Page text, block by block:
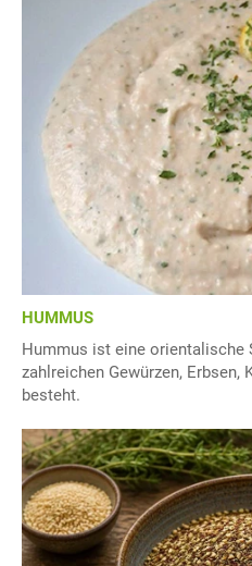
HUMMUS
Hummus ist eine orientalische
zahlreichen Gewürzen,
besteht.